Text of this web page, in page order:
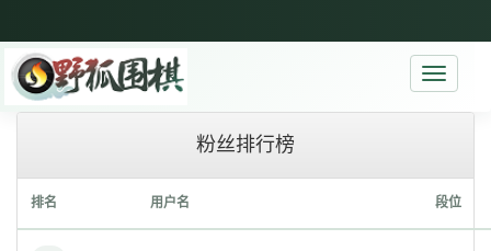
Toggle
粉丝排行榜
排名 用户名 段位